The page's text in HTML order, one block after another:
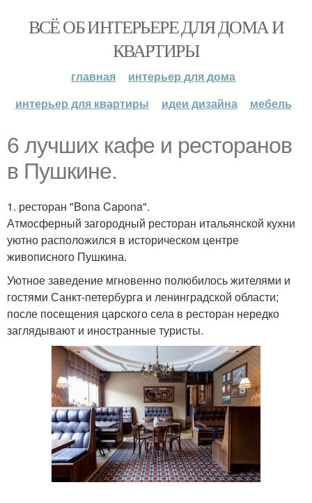
ВСЁ ОБ ИНТЕРЬЕРЕ ДЛЯ ДОМА И
КВАРТИРЫ
главная
интерьер для дома
интерьер для квартиры
идеи дизайна мебель
6 лучших кафе и ресторанов
в Пушкине.
1. ресторан "Bona Capona".
Атмосферный загородный ресторан итальянской кухни
уютно расположился в историческом центре
живописного Пушкина.
Уютное заведение мгновенно полюбилось жителями и
гостями Санкт-петербурга и ленинградской области;
после посещения царского села в ресторан нередко
заглядывают и иностранные туристы.